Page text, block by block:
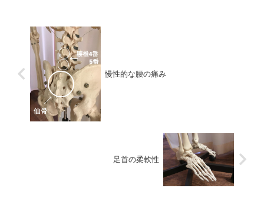
慢性的な腰の痛み
足首の柔軟性